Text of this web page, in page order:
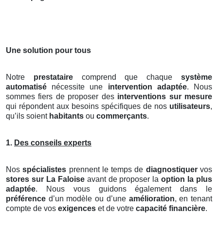
Une solution pour tous
Notre prestatairecomprend que chaquesystème
automatisé nécessite une intervention adaptée. Nous
sommes fiers de proposer des interventions sur mesure
qui répondent aux besoins spécifiques de nos utilisateurs,
qu’ils soient habitants ou commerçants.
1. Des conseils experts
Nosspécialistes prennent le temps de diagnostiquervos
stores sur La Faloise avant de proposer laoption la plus
adaptée. Nous vous guidons également dans le
préférence d’un modèle ou d’une amélioration, en tenant
compte de vos exigences et de votre capacité financière.